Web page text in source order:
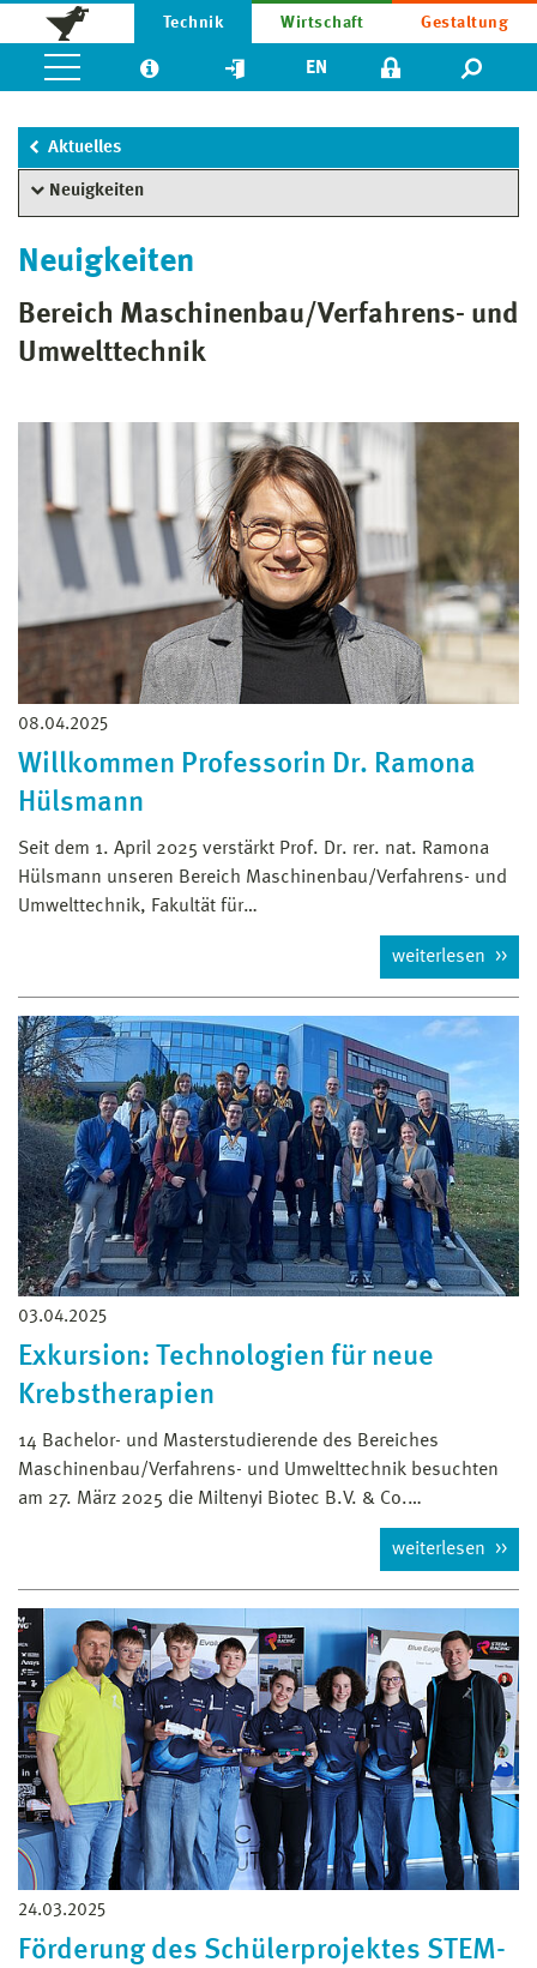
Technik Wirtschaft Gestaltung
EN
Aktuelles
Neuigkeiten
Neuigkeiten
Bereich Maschinenbau/Verfahrens- und
Umwelttechnik
08.04.2025
Willkommen Professorin Dr. Ramona
Hülsmann
Seit dem 1. April 2025 verstärkt Prof. Dr. rer. nat. Ramona
Hülsmann unseren Bereich Maschinenbau/Verfahrens- und
Umwelttechnik, Fakultät für…
weiterlesen
03.04.2025
Exkursion: Technologien für neue
Krebstherapien
14 Bachelor- und Masterstudierende des Bereiches
Maschinenbau/Verfahrens- und Umwelttechnik besuchten
am 27. März 2025 die Miltenyi Biotec B.V. & Co.…
weiterlesen
24.03.2025
Förderung des Schülerprojektes STEM-